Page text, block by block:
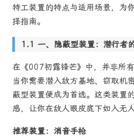
特工装置的特点与适用场景，为
择指南。
一、隐蔽型装置：潜行者
在《007初露锋芒》中，并非所
当你需要潜入敌方基地、窃取机
蔽型装置便成为首选。这类装置
感，让你在敌人眼皮底下如入无人
推荐装置：消音手枪